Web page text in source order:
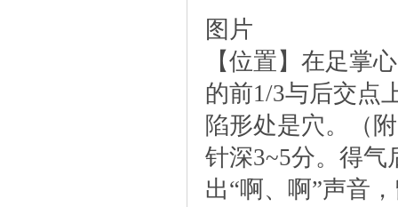
图片
【位置】在足掌
的前1/3与后交点
陷形处是穴。（
针深3~5分。得
出“啊、啊”声音